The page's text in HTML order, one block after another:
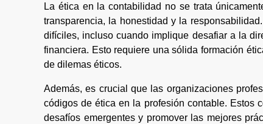
La ética en la contabilidad no se trata
transparencia, la honestidad y la
difíciles, incluso cuando implique desafiar a la
financiera. Esto requiere una sólida formación
de dilemas éticos.
Además, es crucial que las organizaciones
códigos de ética en la profesión contable. Estos
desafíos emergentes y promover las mejores